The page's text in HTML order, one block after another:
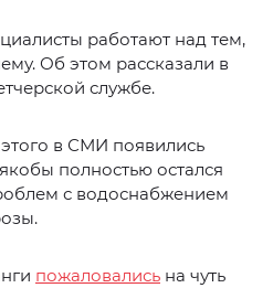
работают над тем,
Об этом рассказали в
службе.
в СМИ появились
полностью остался
с водоснабжением
пожаловались на чуть